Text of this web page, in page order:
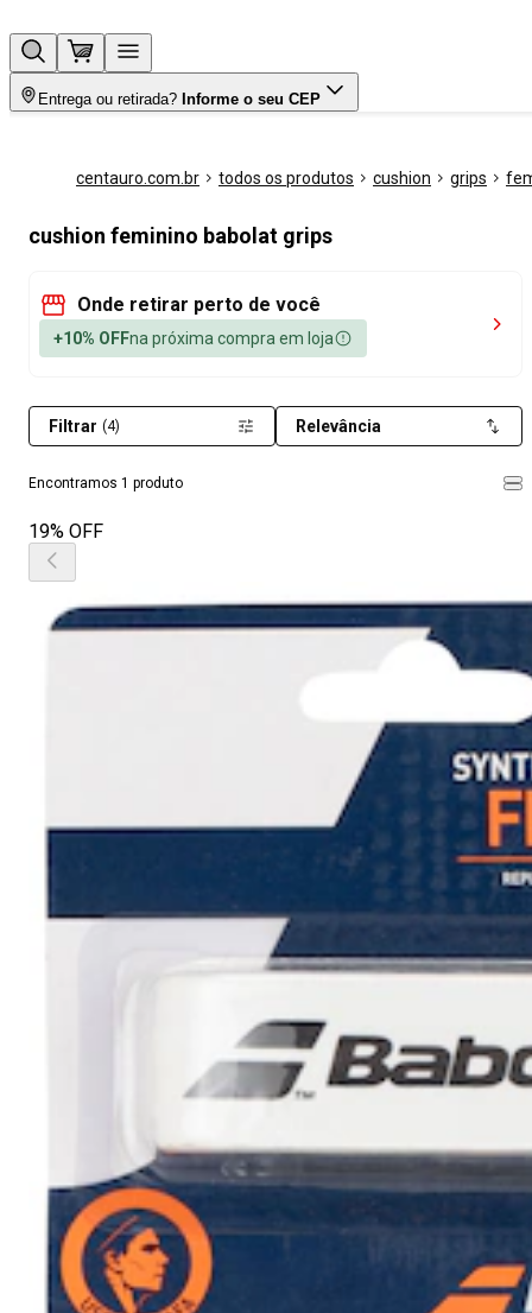
Entrega ou retirada? Informe o seu CEP
centauro.com.br todos os produtos cushion grips
cushion feminino babolat grips
Onde retirar perto de você
+10% OFFna próxima compra em loja
Encontramos 1 produto
Filtrar (4) Relevância
19% OFF